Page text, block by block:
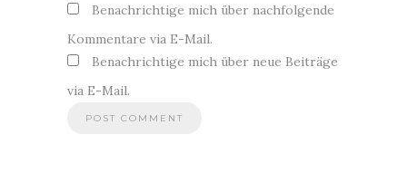
Benachrichtige mich über nachfolgende
Kommentare via E-Mail.
Benachrichtige mich über neue Beiträge
via E-Mail.